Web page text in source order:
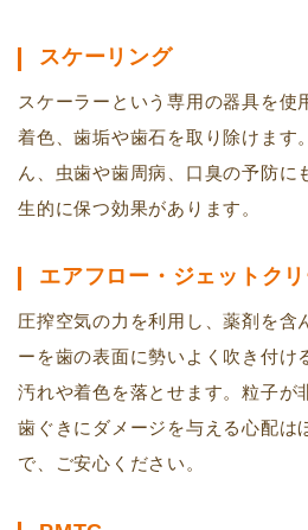
スケーリング
スケーラーという専用の器具を使
着色、歯垢や歯石を取り除けます
ん、虫歯や歯周病、口臭の予防に
生的に保つ効果があります。
エアフロー・ジェットク
圧搾空気の力を利用し、薬剤を含
ーを歯の表面に勢いよく吹き付け
汚れや着色を落とせます。粒子が
歯ぐきにダメージを与える心配は
で、ご安心ください。